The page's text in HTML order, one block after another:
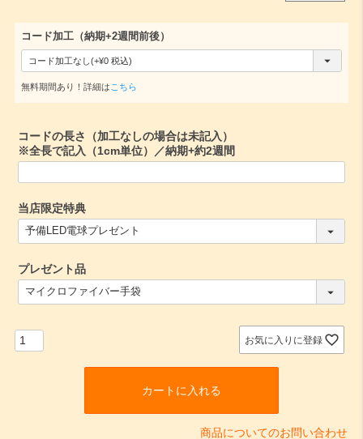
コード加工（納期+2週間前後）
須
無料期間あり！詳細はこちら
コードの長さ（加工なしの場合は未記入）
※全長で記入（1cm単位）／納期+約2週間
当店限定特典
(
必
)
プレゼント品
(
必
お気に入りに登録
カートに入れる
商品についてのお問い合わせ